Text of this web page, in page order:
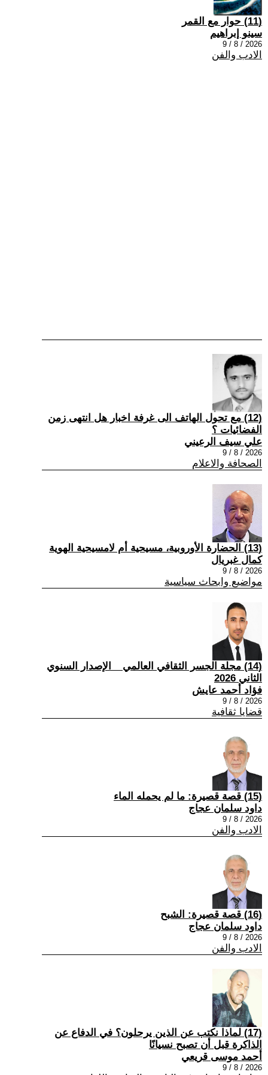
(11) حوار مع القمر
سينو إبراهيم
2026 / 8 / 9
الادب والفن
(12) مع تحول الهاتف الى غرفة اخبار هل انتهى زمن
الفضائيات ؟
علي سيف الرعيني
2026 / 8 / 9
الصحافة والاعلام
(13) الحضارة الأوروبية، مسيحية أم لامسيحية الهوية
كمال غبريال
2026 / 8 / 9
مواضيع وابحاث سياسية
(14) مجلة الجسر الثقافي العالمي _ الإصدار السنوي
الثاني 2026
فؤاد أحمد عايش
2026 / 8 / 9
قضايا ثقافية
(15) قصة قصيرة: ما لم يحمله الماء
داود سلمان عجاج
2026 / 8 / 9
الادب والفن
(16) قصة قصيرة: الشبح
داود سلمان عجاج
2026 / 8 / 9
الادب والفن
(17) لماذا نكتب عن الذين يرحلون؟ في الدفاع عن
الذاكرة قبل أن تصبح نسيانًا
أحمد موسى قريعي
2026 / 8 / 9